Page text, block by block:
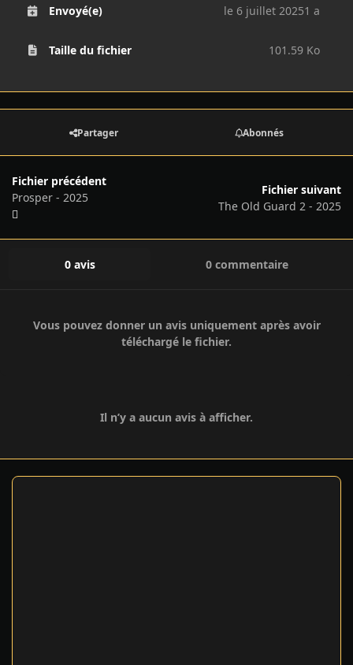
Envoyé(e) le 6 juillet 20251 a
Taille du fichier 101.59 Ko
Partager Abonnés
Fichier précédent
Prosper - 2025
Fichier suivant
The Old Guard 2 - 2025
0 avis 0 commentaire
Vous pouvez donner un avis uniquement après avoir
téléchargé le fichier.
Il n’y a aucun avis à afficher.